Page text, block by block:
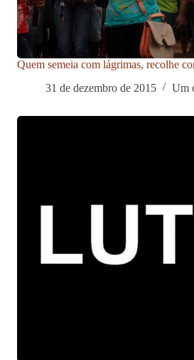
Quem semeia com lágrimas, recolhe
31 de dezembro de 2015
Um